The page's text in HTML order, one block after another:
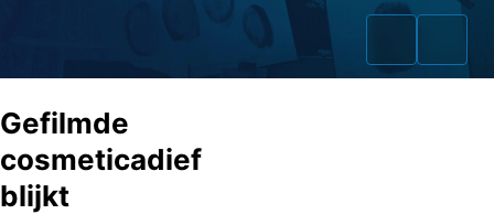
Gefilmde
cosmeticadief
blijkt